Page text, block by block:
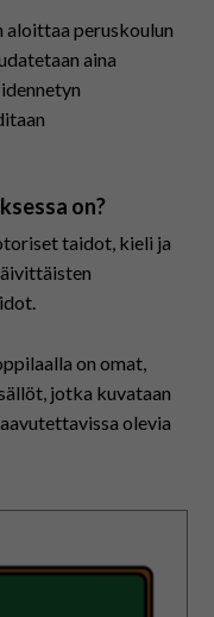
peruskoulun
aina
on?
taidot, kieli ja
on omat,
jotka kuvataan
olevia